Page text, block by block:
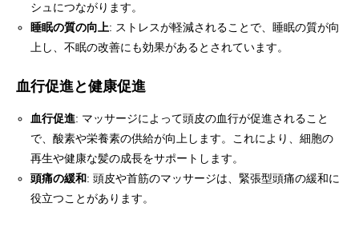
シュにつながります。
睡眠の質の向上: ストレスが軽減されることで、睡眠の質が向
上し、不眠の改善にも効果があるとされています。
血行促進と健康促進
血行促進: マッサージによって頭皮の血行が促進されること
で、酸素や栄養素の供給が向上します。これにより、細胞の
再生や健康な髪の成長をサポートします。
頭痛の緩和: 頭皮や首筋のマッサージは、緊張型頭痛の緩和に
役立つことがあります。